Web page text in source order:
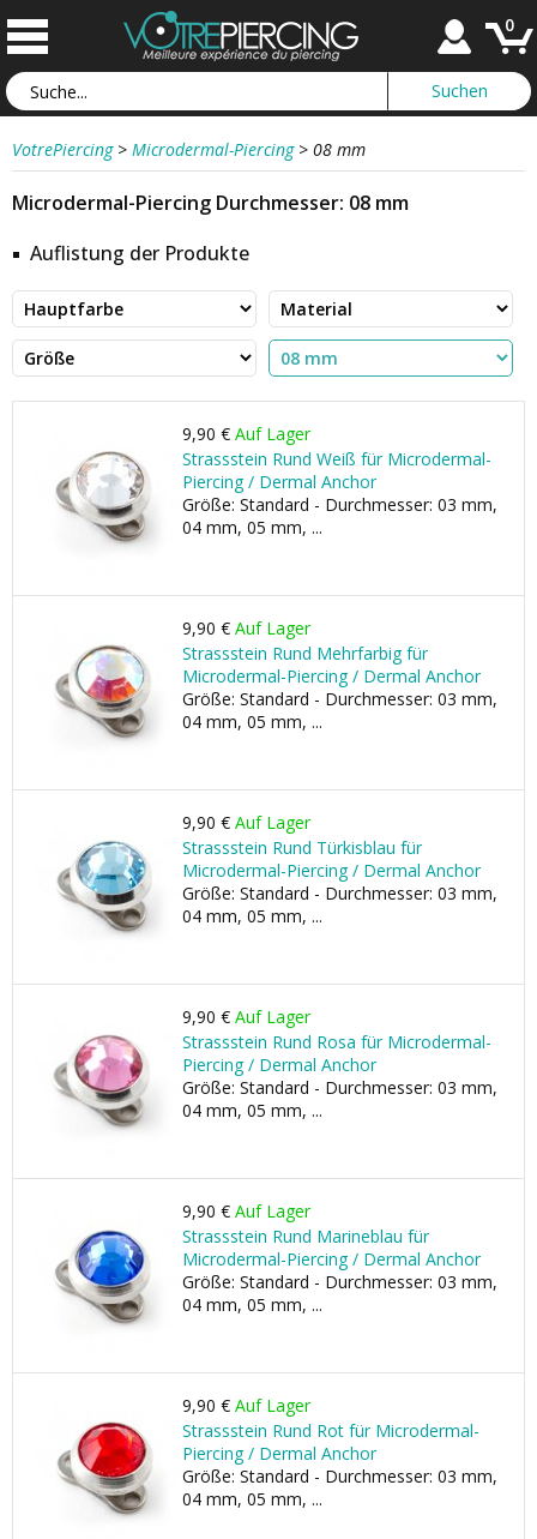
0
VotrePiercing > Microdermal-Piercing > 08 mm
Microdermal-Piercing Durchmesser: 08 mm
Auflistung der Produkte
9,90 € Auf Lager
Strassstein Rund Weiß für Microdermal-
Piercing / Dermal Anchor
Größe: Standard - Durchmesser: 03 mm,
04 mm, 05 mm, ...
9,90 € Auf Lager
Strassstein Rund Mehrfarbig für
Microdermal-Piercing / Dermal Anchor
Größe: Standard - Durchmesser: 03 mm,
04 mm, 05 mm, ...
9,90 € Auf Lager
Strassstein Rund Türkisblau für
Microdermal-Piercing / Dermal Anchor
Größe: Standard - Durchmesser: 03 mm,
04 mm, 05 mm, ...
9,90 € Auf Lager
Strassstein Rund Rosa für Microdermal-
Piercing / Dermal Anchor
Größe: Standard - Durchmesser: 03 mm,
04 mm, 05 mm, ...
9,90 € Auf Lager
Strassstein Rund Marineblau für
Microdermal-Piercing / Dermal Anchor
Größe: Standard - Durchmesser: 03 mm,
04 mm, 05 mm, ...
9,90 € Auf Lager
Strassstein Rund Rot für Microdermal-
Piercing / Dermal Anchor
Größe: Standard - Durchmesser: 03 mm,
04 mm, 05 mm, ...